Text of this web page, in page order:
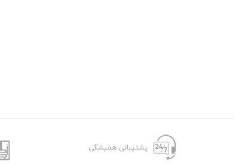
پشتیبانی همیشگی